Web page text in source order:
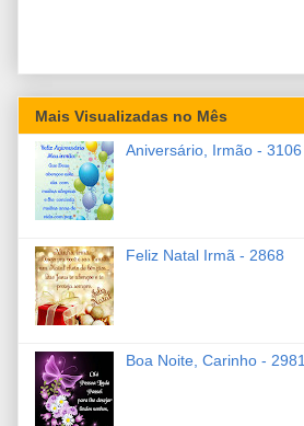
Mais Visualizadas no Mês
Aniversário, Irmão - 3106
Feliz Natal Irmã - 2868
Boa Noite, Carinho - 2981